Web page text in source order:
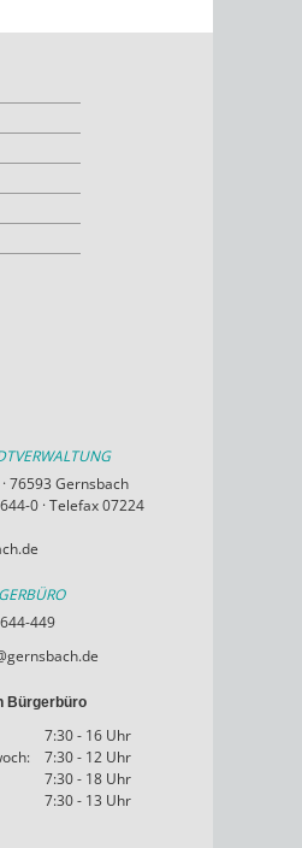
76593 Gernsbach
0 · Telefax 07224
449
Bürgerbüro
7:30 - 16 Uhr
7:30 - 12 Uhr
7:30 - 18 Uhr
7:30 - 13 Uhr